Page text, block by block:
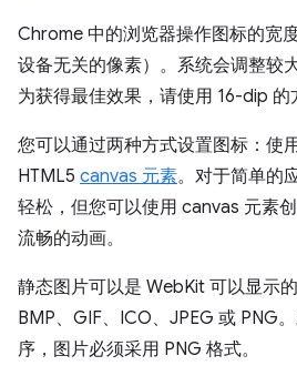
Chrome 中的浏览器操作图标的宽
设备无关的像素）。系统会调整较
为获得最佳效果，请使用 16-dip 的
您可以通过两种方式设置图标：使
HTML5 canvas 元素。对于简单的
轻松，但您可以使用 canvas 元素
流畅的动画。
静态图片可以是 WebKit 可以显示
BMP、GIF、ICO、JPEG 或 PNG
序，图片必须采用 PNG 格式。